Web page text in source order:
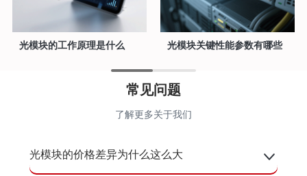
光模块的工作原理是什么 光模块关键性能参数有哪些
常见问题
了解更多关于我们
光模块的价格差异为什么这么大